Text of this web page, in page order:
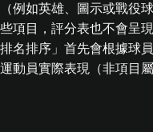
（例如英雄、圖示或戰役
些項目，評分表也不會呈
排名排序」首先會根據球
運動員實際表現（非項目